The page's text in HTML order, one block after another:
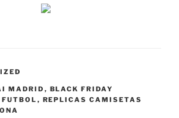
MADRID , BLACK FRIDAY
, REPLICAS CAMISETAS